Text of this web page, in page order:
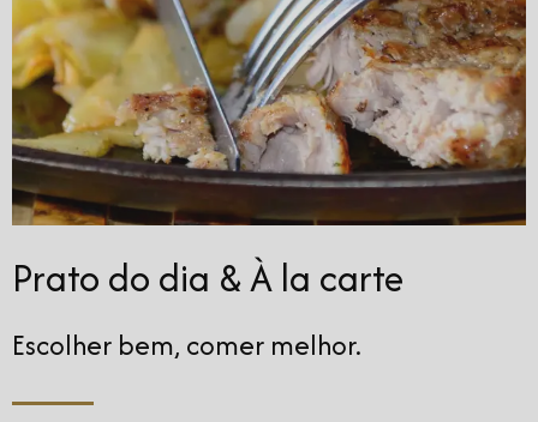
Prato do dia & À la carte
Escolher bem, comer melhor.